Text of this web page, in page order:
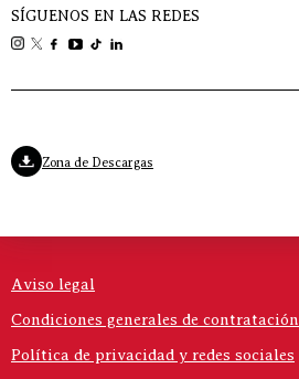
SÍGUENOS EN LAS REDES
Zona de Descargas
Aviso legal
Condiciones generales de contratación
Política de privacidad y redes sociales